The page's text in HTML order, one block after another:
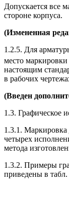
Допускается все
стороне корпуса.
(Измененная
1.2.5. Для
место маркировки
настоящим
в рабочих
(Введен
1.3. Графическое
1.3.1.
четырех
метода
1.3.2. Примеры
приведены в табл.